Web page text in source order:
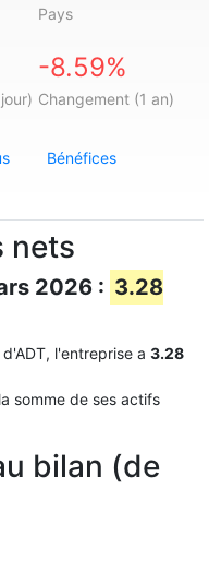
Pays
-8.59%
Changement (1 an)
Bénéfices
nets
2026 : 3.28
l'entreprise a 3.28
somme de ses actifs
bilan (de